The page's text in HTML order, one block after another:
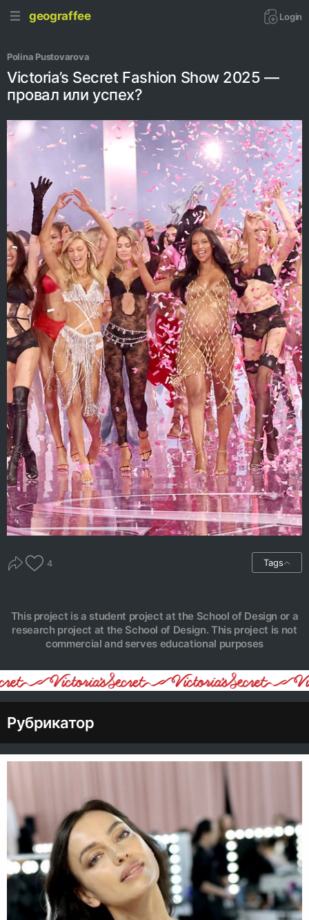
geograffee Login
Polina Pustovarova
Victoria’s Secret Fashion Show 2025 —
провал или успех?
4 Tags
This project is a student project at the School of Design or a
research project at the School of Design. This project is not
commercial and serves educational purposes
Рубрикатор